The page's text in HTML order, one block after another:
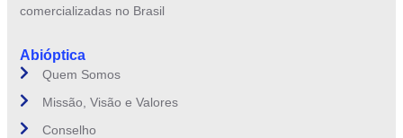
comercializadas no Brasil
Abióptica
Quem Somos
Missão, Visão e Valores
Conselho